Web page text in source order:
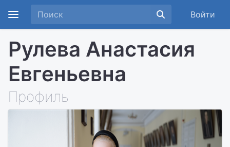
Войти
Рулева Анастасия
Евгеньевна
Профиль